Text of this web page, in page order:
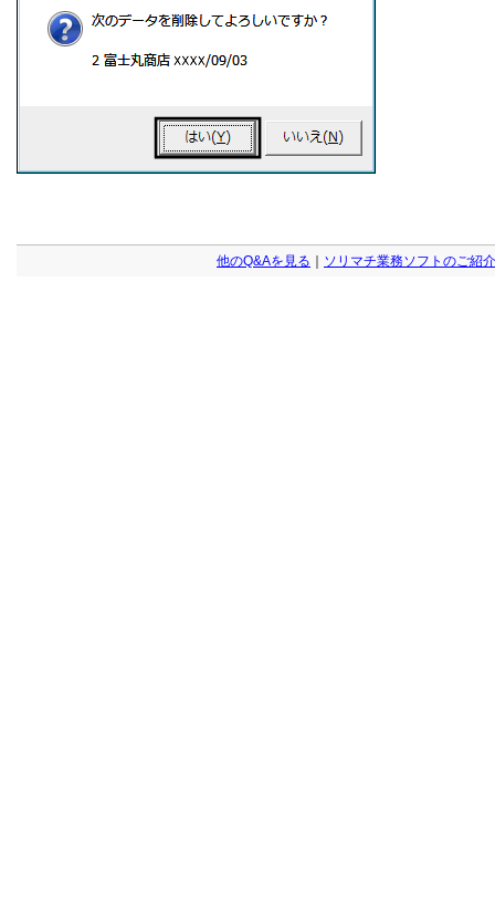
他のQ&Aを見る ソリマチ業務ソフトのご紹介